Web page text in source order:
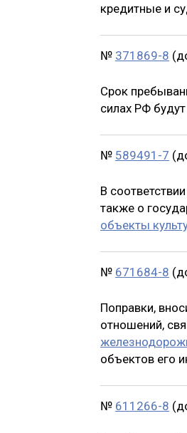
кредитные и
№ 371869-8
Срок
силах РФ
№ 589491-7
В
также о
объекты
№ 671684-8
Поправки,
отношений,
объектов его
№ 611266-8